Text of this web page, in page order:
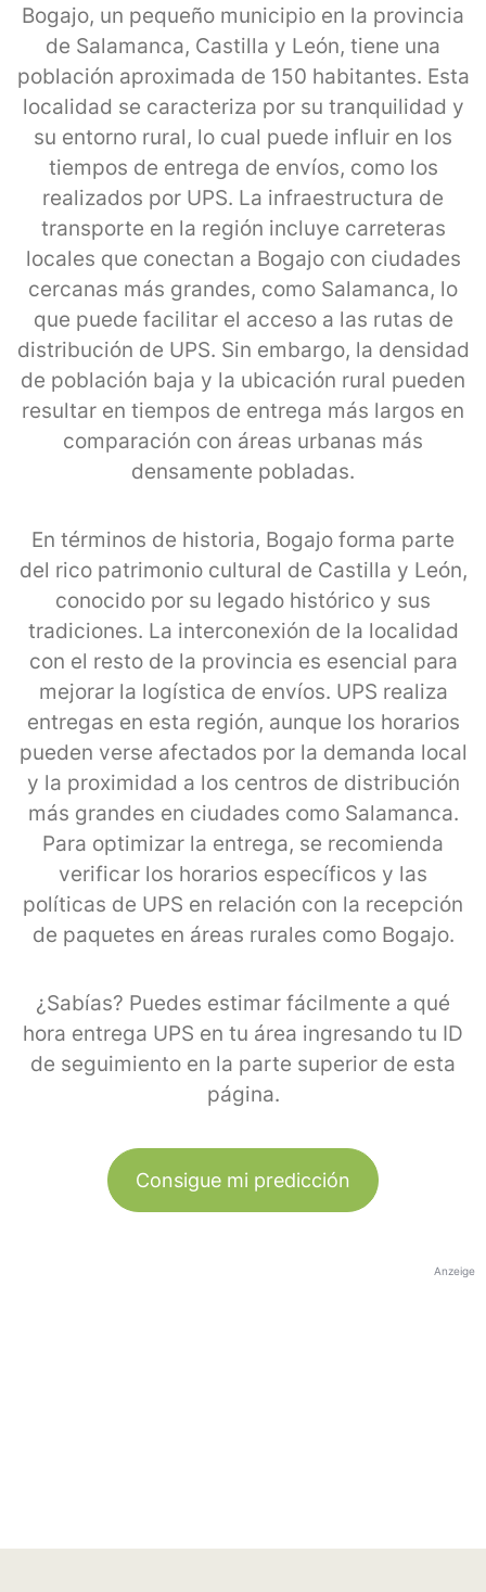
Bogajo, un pequeño municipio en la provincia
de Salamanca, Castilla y León, tiene una
población aproximada de 150 habitantes. Esta
localidad se caracteriza por su tranquilidad y
su entorno rural, lo cual puede influir en los
tiempos de entrega de envíos, como los
realizados por UPS. La infraestructura de
transporte en la región incluye carreteras
locales que conectan a Bogajo con ciudades
cercanas más grandes, como Salamanca, lo
que puede facilitar el acceso a las rutas de
distribución de UPS. Sin embargo, la densidad
de población baja y la ubicación rural pueden
resultar en tiempos de entrega más largos en
comparación con áreas urbanas más
densamente pobladas.
En términos de historia, Bogajo forma parte
del rico patrimonio cultural de Castilla y León,
conocido por su legado histórico y sus
tradiciones. La interconexión de la localidad
con el resto de la provincia es esencial para
mejorar la logística de envíos. UPS realiza
entregas en esta región, aunque los horarios
pueden verse afectados por la demanda local
y la proximidad a los centros de distribución
más grandes en ciudades como Salamanca.
Para optimizar la entrega, se recomienda
verificar los horarios específicos y las
políticas de UPS en relación con la recepción
de paquetes en áreas rurales como Bogajo.
¿Sabías? Puedes estimar fácilmente a qué
hora entrega UPS en tu área ingresando tu ID
de seguimiento en la parte superior de esta
página.
Consigue mi predicción
Anzeige